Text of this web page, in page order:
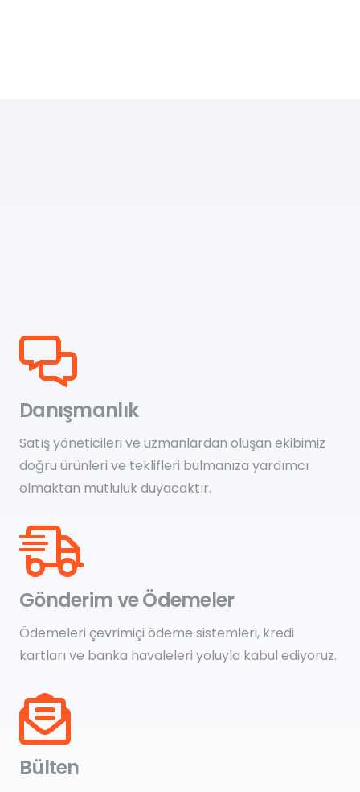
Danışmanlık
Satış yöneticileri ve uzmanlardan oluşan ekibimiz
doğru ürünleri ve teklifleri bulmanıza yardımcı
olmaktan mutluluk duyacaktır.
Gönderim ve Ödemeler
Ödemeleri çevrimiçi ödeme sistemleri, kredi
kartları ve banka havaleleri yoluyla kabul ediyoruz.
Bülten